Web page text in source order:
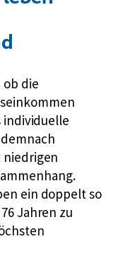
ob die
individuelle
niedrigen
ein doppelt so
Jahren zu